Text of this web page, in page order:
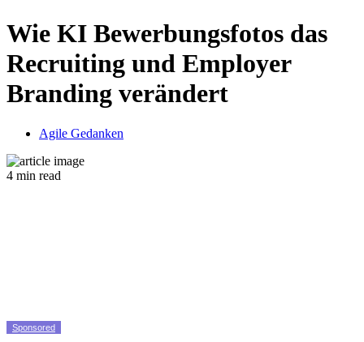
Wie KI Bewerbungsfotos das
Recruiting und Employer
Branding verändert
Agile Gedanken
4 min read
Sponsored